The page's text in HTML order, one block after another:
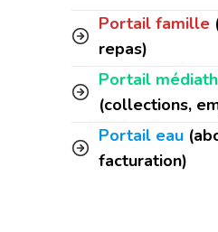
Portail famille
repas)
Portail
(collections,
Portail eau
facturation)